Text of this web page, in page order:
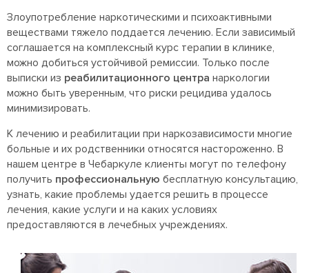
Злоупотребление наркотическими и психоактивными
веществами тяжело поддается лечению. Если зависимый
соглашается на комплексный курс терапии в клинике,
можно добиться устойчивой ремиссии. Только после
выписки из реабилитационного центра наркологии
можно быть уверенным, что риски рецидива удалось
минимизировать.
К лечению и реабилитации при наркозависимости многие
больные и их родственники относятся настороженно. В
нашем центре в Чебаркуле клиенты могут по телефону
получить профессиональную бесплатную консультацию,
узнать, какие проблемы удается решить в процессе
лечения, какие услуги и на каких условиях
предоставляются в лечебных учреждениях.